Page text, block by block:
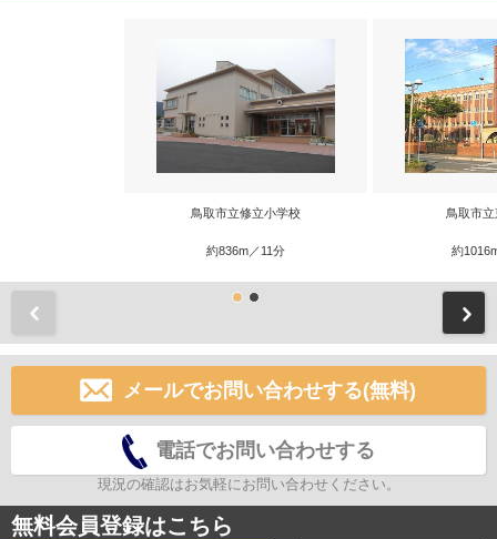
鳥取市立修立小学校
約836m／11分
鳥取市
約
メールでお問い合わせする(無料)
電話でお問い合わせする
現況の確認はお気軽にお問い合わせください。
無料会員登録はこちら